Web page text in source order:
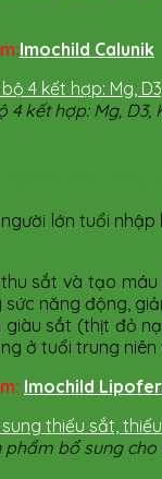
Imochild Calunik
kết hợp: Mg,
lớn tuổi
sắt và tạo
năng động,
sắt (thịt đỏ
ở tuổi trung niên
Imochild
phẩm bổ sung